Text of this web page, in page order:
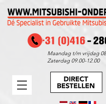
Maandag t/m vrijdag
Zaterdag 09.00-12.00